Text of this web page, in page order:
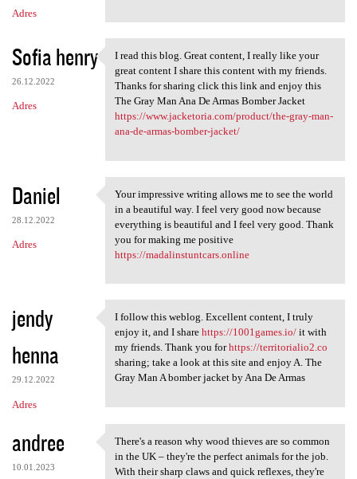
Adres
Sofia henry
26.12.2022
Adres
I read this blog. Great
I read this blog. Great content, I really like your
great content I share this content with my friends.
Thanks for sharing click this link and enjoy this
The Gray Man Ana De Armas Bomber Jacket
https://www.jacketoria.com/product/the-gray-man-
ana-de-armas-bomber-jacket/
Daniel
28.12.2022
Adres
Your impressive writing
Your impressive writing allows me to see the world
in a beautiful way. I feel very good now because
everything is beautiful and I feel very good. Thank
you for making me positive
https://madalinstuntcars.online
jendy
henna
29.12.2022
Adres
I follow this weblog.
I follow this weblog. Excellent content, I truly
enjoy it, and I share https://1001games.io/it with
my friends. Thank you forhttps://territorialio2.co
sharing; take a look at this site and enjoy A. The
Gray Man A bomber jacket by Ana De Armas
andree
10.01.2023
There's a reason why wood
There's a reason why wood thieves are so common
in the UK – they're the perfect animals for the job.
With their sharp claws and quick reflexes, they're